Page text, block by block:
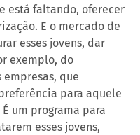
está faltando, oferecer
E o mercado de
esses jovens, dar
exemplo, do
que
para aquele
um programa para
esses jovens,